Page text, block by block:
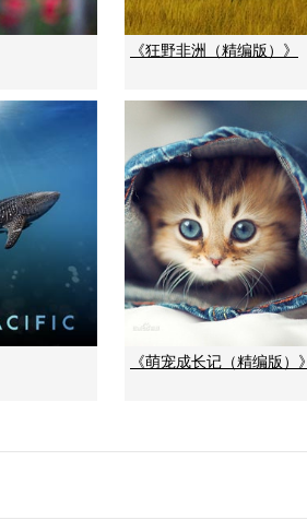
《狂野非洲（精编版）》
《萌宠成长记（精编版）》